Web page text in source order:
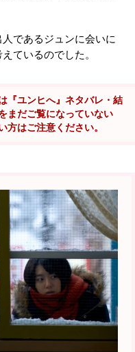
であるジュンに会いに
ているのでした。
『ユンヒへ』ネタバレ・結
まだご覧になっていない
方はご注意ください。